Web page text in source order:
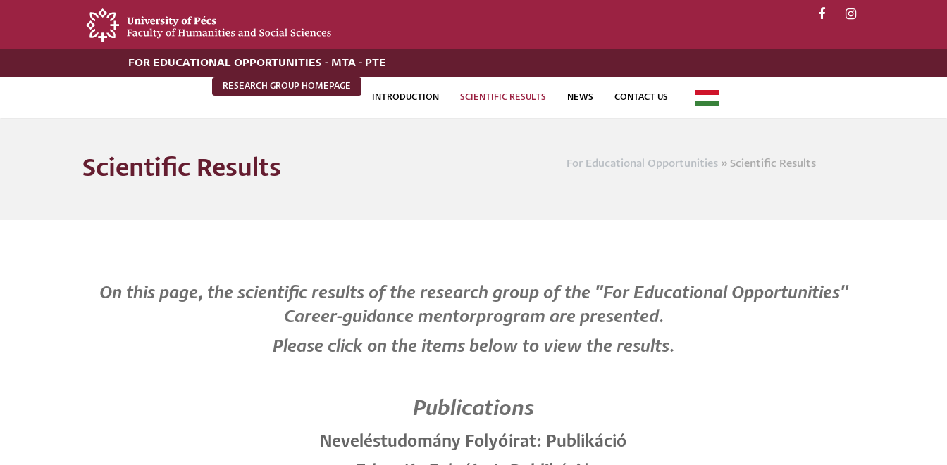
FOR EDUCATIONAL OPPORTUNITIES - MTA - PTE
menü
RESEARCH GROUP HOMEPAGE
INTRODUCTION
SCIENTIFIC RESULTS NEWS CONTACT US MAGYAR
Scientific Results Breadcrumb
For Educational Opportunities Scientific Results
On this page, the scientific results of the research group of the "For Educational Opportunities"
Career-guidance mentorprogram are presented.
Please click on the items below to view the results.
Publications
Neveléstudomány Folyóirat: Publikáció